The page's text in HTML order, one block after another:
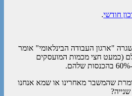
חודשי.
"ארגון העבודה הבינלאומי" אומר
(כמעט חצי מכמות המועסקים
שהמשבר מאחרינו או שמא אנחנו